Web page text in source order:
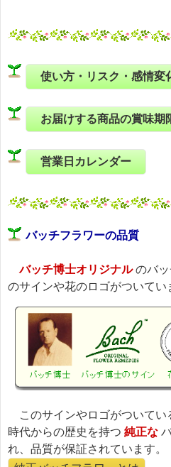
使い方・リスク・感情変
お届けする商品の賞味期
営業日カレンダー
バッチフラワーの品質
バッチ博士オリジナルのバッ
のサインや花のロゴがついてい
このサインやロゴがついてい
時代からの歴史を持つ 純正な
れ、品質が保証されています